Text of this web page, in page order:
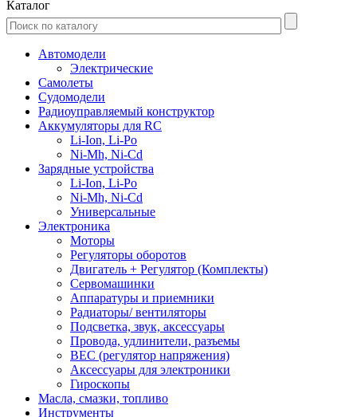
Каталог
Автомодели
Электрические
Самолеты
Судомодели
Радиоуправляемый конструктор
Аккумуляторы для RC
Li-Ion, Li-Po
Ni-Mh, Ni-Cd
Зарядные устройства
Li-Ion, Li-Po
Ni-Mh, Ni-Cd
Универсальные
Электроника
Моторы
Регуляторы оборотов
Двигатель + Регулятор (Комплекты)
Сервомашинки
Аппаратуры и приемники
Радиаторы/ вентиляторы
Подсветка, звук, аксессуары
Провода, удлинители, разъемы
BEC (регулятор напряжения)
Аксессуары для электроники
Гироскопы
Масла, смазки, топливо
Инструменты